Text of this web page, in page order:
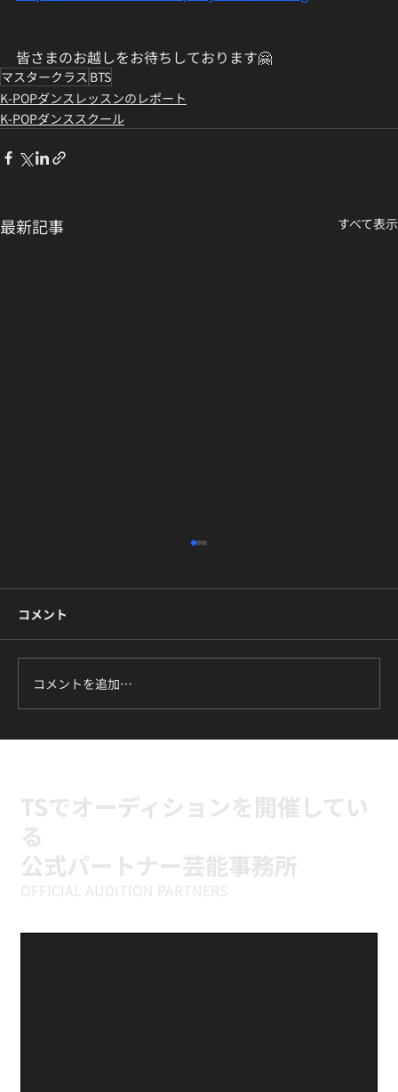
皆さまのお越しをお待ちしております🤗
マスタークラス BTS
K-POPダンスレッスンのレポート
K-POPダンススクール
最新記事 すべて表示
コメント
コメントを追加…
TSでオーディションを開催してい
る
公式パートナー芸能事務所
OFFICIAL AUDITION PARTNERS